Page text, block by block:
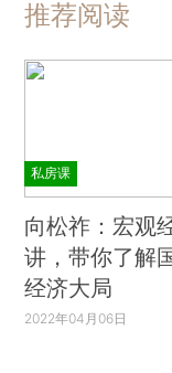
推荐阅读
私房课
向松祚：宏观
讲，带你了解
经济大局
2022年04月06日